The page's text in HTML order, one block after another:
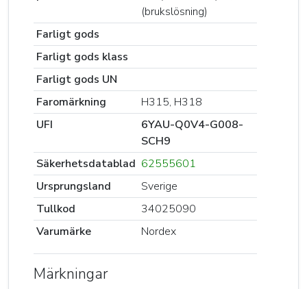
(brukslösning)
Farligt gods
Farligt gods klass
Farligt gods UN
Faromärkning
H315, H318
UFI
6YAU-Q0V4-G008-
SCH9
Säkerhetsdatablad 62555601
Ursprungsland
Sverige
Tullkod
34025090
Varumärke
Nordex
Märkningar